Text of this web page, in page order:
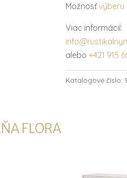
Možnosťvýberu
Viac informácií:
alebo +421 915
Katalógové číslo:
FLORA